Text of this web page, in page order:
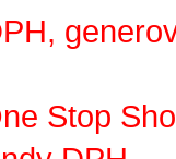
Stop